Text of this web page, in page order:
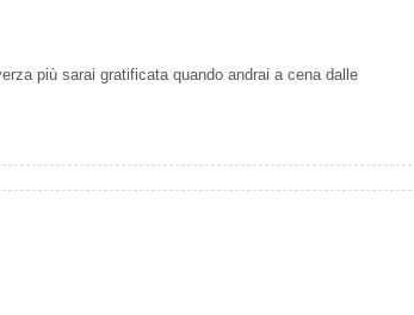
più sarai gratificata quando andrai a cena dalle